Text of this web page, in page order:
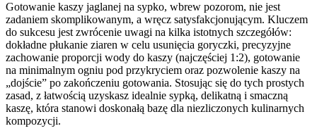
Gotowanie kaszy jaglanej na sypko, wbrew pozorom, nie jest
zadaniem skomplikowanym, a wręcz satysfakcjonującym. Kluczem
do sukcesu jest zwrócenie uwagi na kilka istotnych szczegółów:
dokładne płukanie ziaren w celu usunięcia goryczki, precyzyjne
zachowanie proporcji wody do kaszy (najczęściej 1:2), gotowanie
na minimalnym ogniu pod przykryciem oraz pozwolenie kaszy na
„dojście” po zakończeniu gotowania. Stosując się do tych prostych
zasad, z łatwością uzyskasz idealnie sypką, delikatną i smaczną
kaszę, która stanowi doskonałą bazę dla niezliczonych kulinarnych
kompozycji.